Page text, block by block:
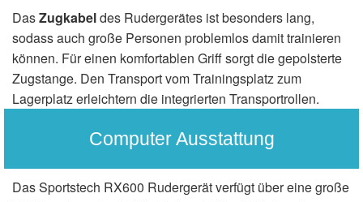
DasZugkabeldes Rudergerätes ist besonders lang,
sodass auch große Personen problemlos damit trainieren
können. Für einen komfortablen Griff sorgt die gepolsterte
Zugstange. Den Transport vom Trainingsplatz zum
Lagerplatz erleichtern die integrierten Transportrollen.
Computer Ausstattung
Das Sportstech RX600 Rudergerät verfügt über eine große